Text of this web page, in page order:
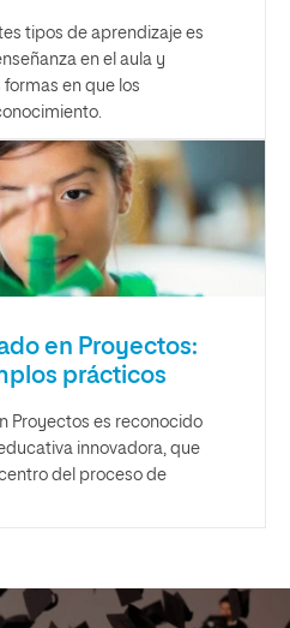
tipos de aprendizaje es
en el aula y
en que los
en Proyectos:
prácticos
Proyectos es reconocido
innovadora, que
del proceso de